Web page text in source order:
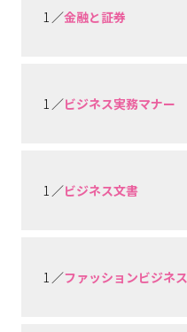
1 ／金融と証券
1 ／ビジネス実務マナー
1 ／ビジネス文書
1 ／ファッションビジネス